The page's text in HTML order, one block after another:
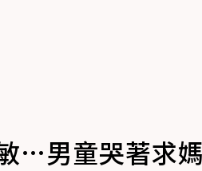
…男童哭著求